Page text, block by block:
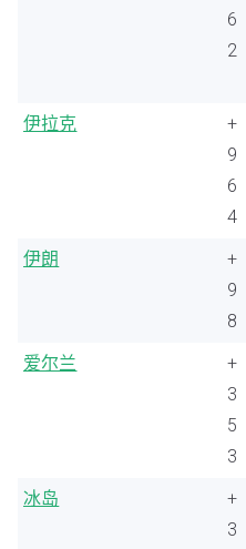
6
2
伊拉克
+
9
6
4
伊朗
+
9
8
爱尔兰
+
3
5
3
冰岛
+
3